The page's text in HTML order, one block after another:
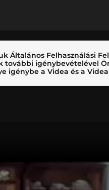
Általános Felhasználási
további igénybevételével
igénybe a Videa és a